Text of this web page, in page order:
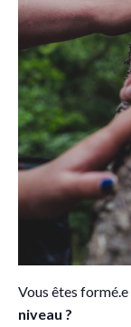
Vous êtes formé.e
niveau ?